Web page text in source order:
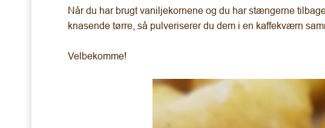
Når du har brugt vaniljekornene og du har stængerne
knasende tørre, så pulveriserer du dem i en kaffekværn
Velbekomme!